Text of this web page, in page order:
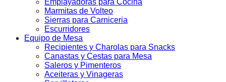
Emplayadoras para Cocina
Marmitas de Volteo
Sierras para Carniceria
Escurridores
Equipo de Mesa
Recipientes y Charolas para Snacks
Canastas y Cestas para Mesa
Saleros y Pimenteros
Aceiteras y Vinageras